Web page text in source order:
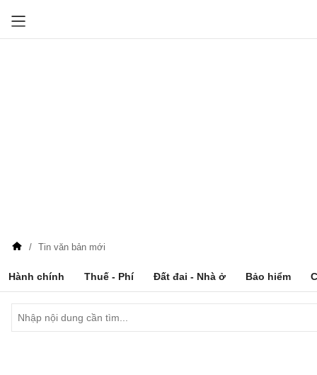
Tin văn bản mới
Hành chính Thuế - Phí Đất đai - Nhà ở Bảo hiểm